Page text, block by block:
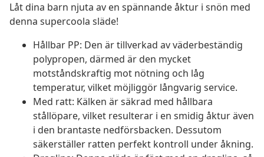
Låt dina barn njuta av en spännande åktur i snön med
denna supercoola släde!
Hållbar PP: Den är tillverkad av väderbeständig
polypropen, därmed är den mycket
motståndskraftig mot nötning och låg
temperatur, vilket möjliggör långvarig service.
Med ratt: Kälken är säkrad med hållbara
stållöpare, vilket resulterar i en smidig åktur även
i den brantaste nedförsbacken. Dessutom
säkerställer ratten perfekt kontroll under åkning.